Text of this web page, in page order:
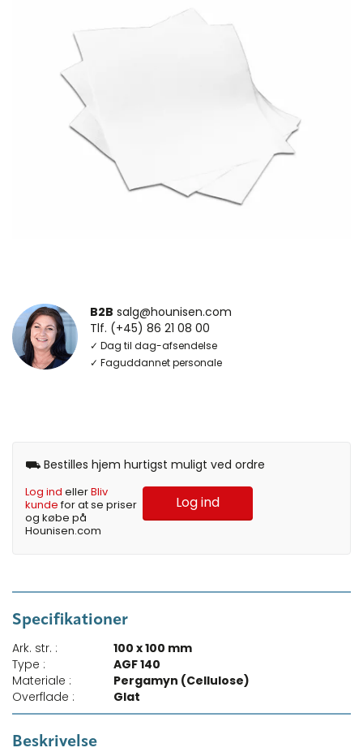
B2B salg@hounisen.com
Tlf. (+45) 86 21 08 00
✓ Dag til dag-afsendelse
✓ Faguddannet personale
⛟ Bestilles hjem hurtigst muligt ved ordre
Log ind ellerBliv
kundefor at se priser
og købe på
Hounisen.com
Log ind
Specifikationer
Ark. str. :
100 x 100 mm
Type :
AGF 140
Materiale :
Pergamyn (Cellulose)
Overflade :
Glat
Beskrivelse